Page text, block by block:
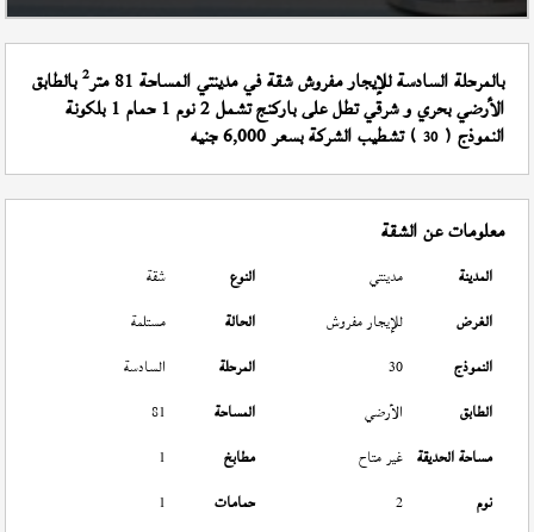
بالمرحلة السادسة للإيجار مفروش شقة في مدينتي المساحة 81 متر 2بالطابق
الأرضي بحري و شرقي تطل على باركنج تشمل 2 نوم 1 حمام 1 بلكونة
النموذج (30 ) تشطيب الشركة بسعر 6,000 جنيه
معلومات عن الشقة
المدينة مدينتي النوع
شقة
الغرض
للإيجار مفروش الحالة
مستلمة
النموذج
30 المرحلة
السادسة
الطابق
الأرضي المساحة
81
مساحة الحديقة غير متاح مطابخ
1
نوم
2 حمامات
1